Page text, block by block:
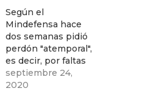
Según el
Mindefensa hace
dos semanas pidió
perdón "atemporal",
es decir, por faltas
pasadas presentes
y futuras, mejor
septiembre 24,
2020